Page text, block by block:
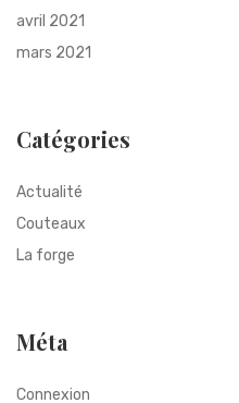
avril 2021
mars 2021
Catégories
Actualité
Couteaux
La forge
Méta
Connexion